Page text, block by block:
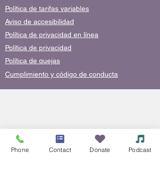
Política de tarifas variables
Aviso de accesibilidad
Política de privacidad en línea
Política de privacidad
Política de quejas
Cumplimiento y código de conducta
Phone Contact Donate Podcast